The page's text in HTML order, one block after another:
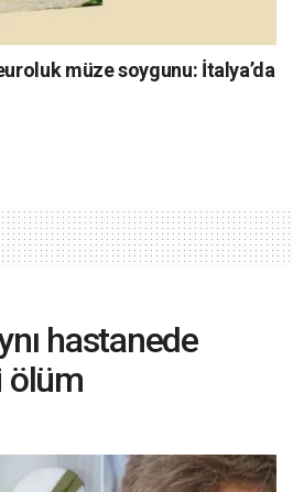
müze soygunu: İtalya’da
hastanede
ölüm